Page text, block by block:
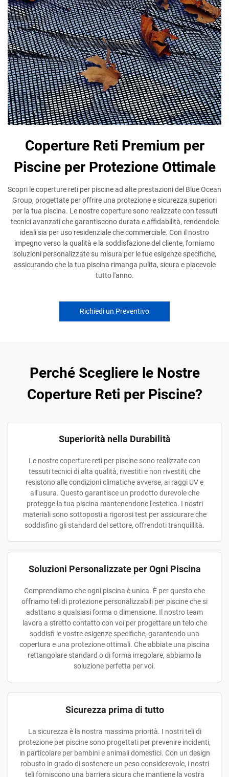
Coperture Reti Premium per
Piscine per Protezione Ottimale
Scopri le coperture reti per piscine ad alte prestazioni del Blue Ocean
Group, progettate per offrire una protezione e sicurezza superiori
per la tua piscina. Le nostre coperture sono realizzate con tessuti
tecnici avanzati che garantiscono durata e affidabilità, rendendole
ideali sia per uso residenziale che commerciale. Con il nostro
impegno verso la qualità e la soddisfazione del cliente, forniamo
soluzioni personalizzate su misura per le tue esigenze specifiche,
assicurando che la tua piscina rimanga pulita, sicura e piacevole
tutto l'anno.
Richiedi un Preventivo
Perché Scegliere le Nostre
Coperture Reti per Piscine?
Superiorità nella Durabilità
Le nostre coperture reti per piscine sono realizzate con
tessuti tecnici di alta qualità, rivestiti e non rivestiti, che
resistono alle condizioni climatiche avverse, ai raggi UV e
all'usura. Questo garantisce un prodotto durevole che
protegge la tua piscina mantenendone l'estetica. I nostri
materiali sono sottoposti a rigorosi test per assicurare che
soddisfino gli standard del settore, offrendoti tranquillità.
Soluzioni Personalizzate per Ogni Piscina
Comprendiamo che ogni piscina è unica. È per questo che
offriamo teli di protezione personalizzabili per piscine che si
adattano a qualsiasi forma o dimensione. Il nostro team
lavora a stretto contatto con voi per progettare un telo che
soddisfi le vostre esigenze specifiche, garantendo una
copertura e una protezione ottimali. Che abbiate una piscina
rettangolare standard o di forma irregolare, abbiamo la
soluzione perfetta per voi.
Sicurezza prima di tutto
La sicurezza è la nostra massima priorità. I nostri teli di
protezione per piscine sono progettati per prevenire incidenti,
in particolare per bambini e animali domestici. Con un design
robusto in grado di sostenere un peso considerevole, i nostri
teli forniscono una barriera sicura che mantiene la vostra